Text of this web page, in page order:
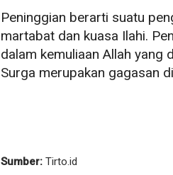
Peninggian berarti suatu
martabat dan kuasa Ilahi.
dalam kemuliaan Allah yang
Surga merupakan gagasan
Sumber: Tirto.id